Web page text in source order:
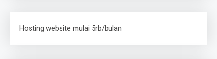
Hosting website mulai 5rb/bulan